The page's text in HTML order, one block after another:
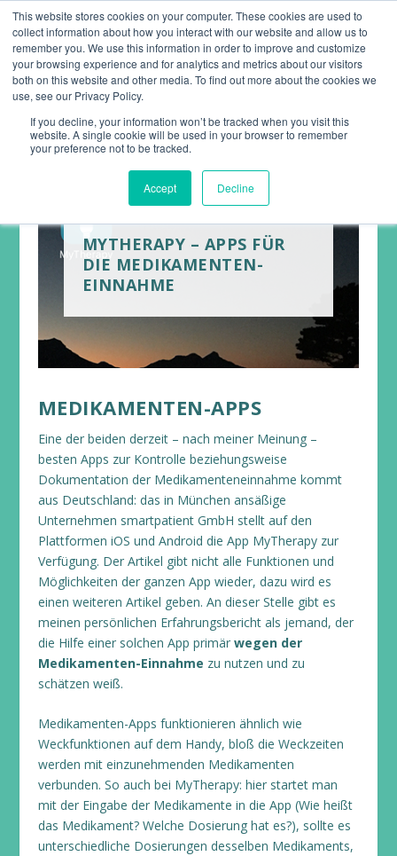
This website stores cookies on your computer. These cookies are used to
collect information about how you interact with our website and allow us to
remember you. We use this information in order to improve and customize
your browsing experience and for analytics and metrics about our visitors
both on this website and other media. To find out more about the cookies we
use, see our Privacy Policy.
If you decline, your information won’t be tracked when you visit this
website. A single cookie will be used in your browser to remember
your preference not to be tracked.
Accept Decline
MYTHERAPY – APPS FÜR
DIE MEDIKAMENTEN-
EINNAHME
MEDIKAMENTEN-APPS
Eine der beiden derzeit – nach meiner Meinung –
besten Apps zur Kontrolle beziehungsweise
Dokumentation der Medikamenteneinnahme kommt
aus Deutschland: das in München ansäßige
Unternehmen smartpatient GmbH stellt auf den
Plattformen iOS und Android die App MyTherapy zur
Verfügung. Der Artikel gibt nicht alle Funktionen und
Möglichkeiten der ganzen App wieder, dazu wird es
einen weiteren Artikel geben. An dieser Stelle gibt es
meinen persönlichen Erfahrungsbericht als jemand, der
die Hilfe einer solchen App primär wegen der
Medikamenten-Einnahme zu nutzen und zu
schätzen weiß.
Medikamenten-Apps funktionieren ähnlich wie
Weckfunktionen auf dem Handy, bloß die Weckzeiten
werden mit einzunehmenden Medikamenten
verbunden. So auch bei MyTherapy: hier startet man
mit der Eingabe der Medikamente in die App (Wie heißt
das Medikament? Welche Dosierung hat es?), sollte es
unterschiedliche Dosierungen desselben Medikaments,